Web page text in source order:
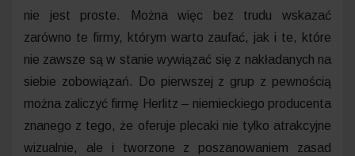
nie jest proste. Można więc bez trudu wskazać
zarówno te firmy, którym warto zaufać, jak i te, które
nie zawsze są w stanie wywiązać się z nakładanych na
siebie zobowiązań. Do pierwszej z grup z pewnością
można zaliczyć firmę Herlitz – niemieckiego producenta
znanego z tego, że oferuje plecaki nie tylko atrakcyjne
wizualnie, ale i tworzone z poszanowaniem zasad